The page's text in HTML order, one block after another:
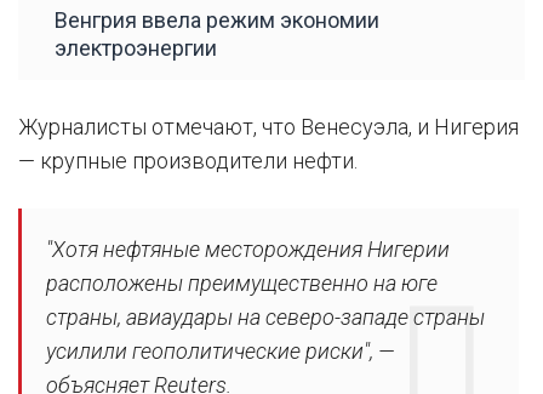
Венгрия ввела режим экономии
электроэнергии
Журналисты отмечают, что Венесуэла, и Нигерия
— крупные производители нефти.
"Хотя нефтяные месторождения Нигерии
расположены преимущественно на юге
страны, авиаудары на северо-западе страны
усилили геополитические риски", —
объясняет Reuters.